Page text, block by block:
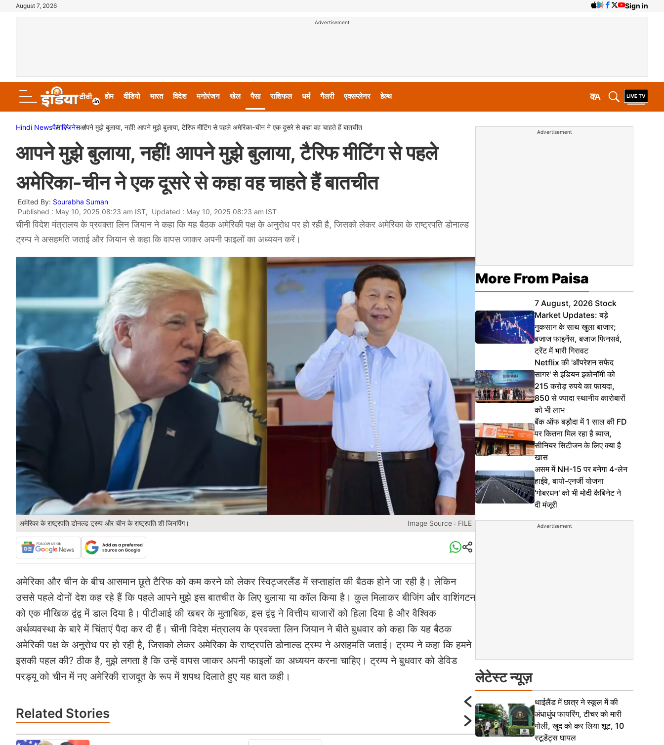
August 7, 2026 Sign in
Advertisement
होम वीडियो भारत विदेश मनोरंजन खेल पैसा राशिफल धर्म गैलरी एक्सप्लेनर हेल्थ A
क
Hindi Newsपैसाबिज़नेसआपने मुझे बुलाया, नहीं! आपने मुझे बुलाया, टैरिफ मीटिंग से पहले अमेरिका-चीन ने एक दूसरे से कहा वह चाहते हैं बातचीत
आपने मुझे बुलाया, नहीं! आपने मुझे बुलाया, टैरिफ मीटिंग से पहले
अमेरिका-चीन ने एक दूसरे से कहा वह चाहते हैं बातचीत
Edited By: Sourabha Suman
Published : May 10, 2025 08:23 am IST, Updated : May 10, 2025 08:23 am IST
चीनी विदेश मंत्रालय के प्रवक्ता लिन जियान ने कहा कि यह बैठक अमेरिकी पक्ष के अनुरोध पर हो रही है, जिसको लेकर अमेरिका के राष्ट्रपति डोनाल्ड
ट्रम्प ने असहमति जताई और जियान से कहा कि वापस जाकर अपनी फाइलों का अध्ययन करें।
अमेरिका के राष्ट्रपति डोनल्ड ट्रम्प और चीन के राष्ट्रपति शी जिनपिंग। Image Source : FILE
अमेरिका और चीन के बीच आसमान छूते टैरिफ को कम करने को लेकर स्विट्जरलैंड में सप्ताहांत की बैठक होने जा रही है। लेकिन
उससे पहले दोनों देश कह रहे हैं कि पहले आपने मुझे इस बातचीत के लिए बुलाया या कॉल किया है। कुल मिलाकर बीजिंग और वाशिंगटन
को एक मौखिक द्वंद्व में डाल दिया है। पीटीआई की खबर के मुताबिक, इस द्वंद्व ने वित्तीय बाजारों को हिला दिया है और वैश्विक
अर्थव्यवस्था के बारे में चिंताएं पैदा कर दी हैं। चीनी विदेश मंत्रालय के प्रवक्ता लिन जियान ने बीते बुधवार को कहा कि यह बैठक
अमेरिकी पक्ष के अनुरोध पर हो रही है, जिसको लेकर अमेरिका के राष्ट्रपति डोनाल्ड ट्रम्प ने असहमति जताई। ट्रम्प ने कहा कि हमने
इसकी पहल की? ठीक है, मुझे लगता है कि उन्हें वापस जाकर अपनी फाइलों का अध्ययन करना चाहिए। ट्रम्प ने बुधवार को डेविड
परड्यू को चीन में नए अमेरिकी राजदूत के रूप में शपथ दिलाते हुए यह बात कही।
Related Stories
Advertisement
More From Paisa
7 August, 2026 Stock
Market Updates: बड़े
नुकसान के साथ खुला बाजार;
बजाज फाइनेंस, बजाज फिनसर्व,
ट्रेंट में भारी गिरावट
Netflix की 'ऑपरेशन सफेद
सागर' से इंडियन इकोनॉमी को
215 करोड़ रुपये का फायदा,
850 से ज्यादा स्थानीय कारोबारों
को भी लाभ
बैंक ऑफ बड़ौदा में 1 साल की FD
पर कितना मिल रहा है ब्याज,
सीनियर सिटीजन के लिए क्या है
खास
असम में NH-15 पर बनेगा 4-लेन
हाईवे, बायो-एनर्जी योजना
'गोबरधन' को भी मोदी कैबिनेट ने
दी मंजूरी
Advertisement
लेटेस्ट न्यूज़
थाईलैंड में छात्र ने स्कूल में की
अंधाधुंध फायरिंग, टीचर को मारी
गोली, खुद को कर लिया शूट, 10
स्टूडेंट्स घायल